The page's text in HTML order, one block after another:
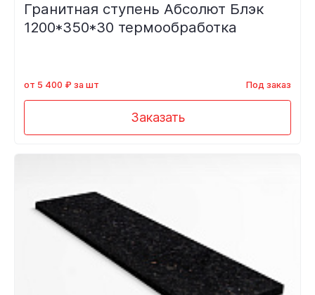
Гранитная ступень Абсолют Блэк
1200*350*30 термообработка
от 5 400 ₽ за шт Под заказ
Заказать